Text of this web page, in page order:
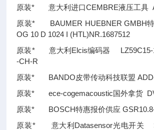
原装* 意大利进口CEMBRE液压工具
原装* BAUMER HUEBNER GMBH
OG 10 D 1024 I (HTL)NR.1687512
原装* 意大利Elcis编码器 LZ59C15-
-CH-R
原装* BANDO皮带传动科技联盟
原装* ece-cogemacoustic国外拿货
原装* BOSCH特惠报价供应
原装* 意大利Datasensor光电开关